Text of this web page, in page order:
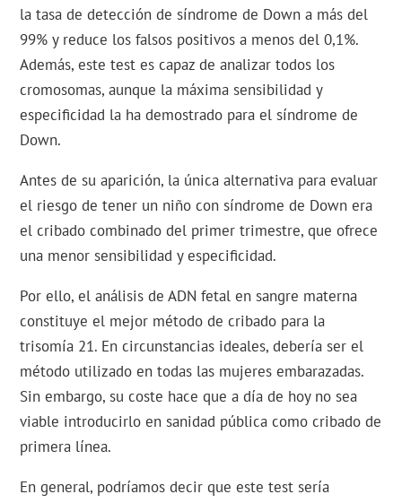
la tasa de detección de síndrome de Down a más del
99% y reduce los falsos positivos a menos del 0,1%.
Además, este test es capaz de analizar todos los
cromosomas, aunque la máxima sensibilidad y
especificidad la ha demostrado para el síndrome de
Down.
Antes de su aparición, la única alternativa para evaluar
el riesgo de tener un niño con síndrome de Down era
el cribado combinado del primer trimestre, que ofrece
una menor sensibilidad y especificidad.
Por ello, el análisis de ADN fetal en sangre materna
constituye el mejor método de cribado para la
trisomía 21. En circunstancias ideales, debería ser el
método utilizado en todas las mujeres embarazadas.
Sin embargo, su coste hace que a día de hoy no sea
viable introducirlo en sanidad pública como cribado de
primera línea.
En general, podríamos decir que este test sería